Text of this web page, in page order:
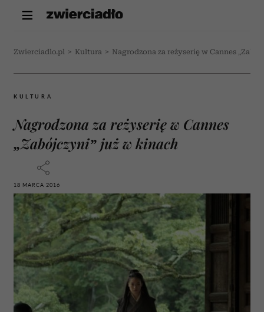
Zwierciadlo.pl > Kultura > Nagrodzona za reżyserię w Cannes
KULTURA
Nagrodzona za reżyserię w Cannes
„Zabójczyni” już w kinach
18 MARCA 2016